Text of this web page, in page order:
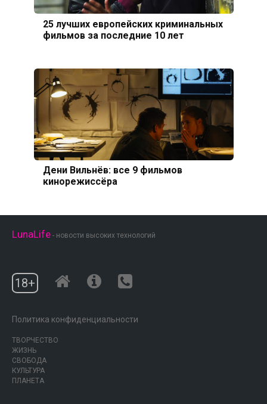
25 лучших европейских криминальных
фильмов за последние 10 лет
Дени Вильнёв: все 9 фильмов
кинорежиссёра
LunaLife - новости высоких технологий
18+
Политика конфиденциальности
ТВОРЧЕСТВО
ЖИЗНЬ
СВОБОДА
КУЛЬТУРА
ПЛАНЕТА